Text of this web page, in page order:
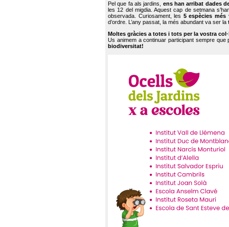
Pel que fa als jardins, ens han arribat dades
les 12 del migdia. Aquest cap de setmana
observada. Curiosament, les 5 espècies més
d’ordre. L’any passat, la més abundant va ser la
Moltes gràcies a totes i tots per la vostra
Us animem a continuar participant sempre que
biodiversitat!